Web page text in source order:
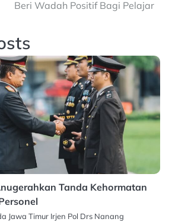
Beri Wadah Positif Bagi Pelajar
Tanda Kehormatan
Jawa Timur Irjen Pol Drs Nanang